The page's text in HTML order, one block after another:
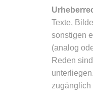
Texte,
sonstigen
(analog
Reden
zugänglich